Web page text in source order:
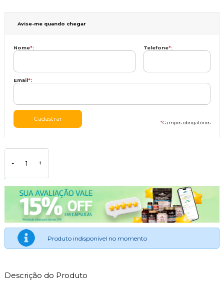
Avise-me quando chegar
Nome*: Telefone*:
Email*:
*Campos obrigatórios
- +
Produto indisponível no momento
Descrição do Produto